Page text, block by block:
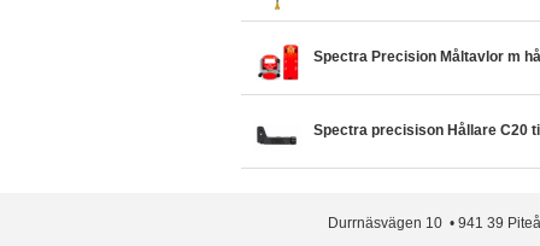
Spectra Precision Måltavlor m
Spectra precisison Hållare C20
Durrnäsvägen 10 • 941 39